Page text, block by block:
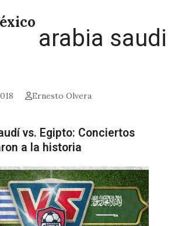
arabia saudi
Ernesto Olvera
vs. Egipto: Conciertos
a la historia